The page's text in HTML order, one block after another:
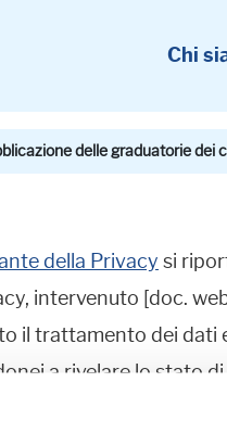
Chi
delle graduatorie dei
della Privacy si
intervenuto [doc.
il trattamento dei dati
a rivelare lo stato
in atto", infatti,